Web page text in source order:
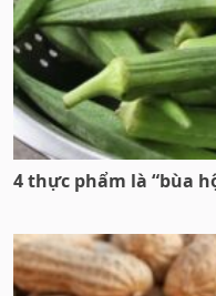
4 thực phẩm là “bùa